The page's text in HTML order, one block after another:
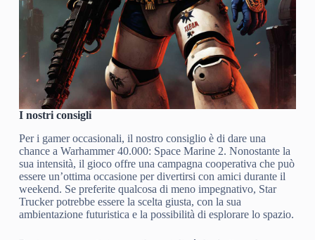
I nostri consigli
Per i gamer occasionali, il nostro consiglio è di dare una
chance a Warhammer 40.000: Space Marine 2. Nonostante la
sua intensità, il gioco offre una campagna cooperativa che può
essere un’ottima occasione per divertirsi con amici durante il
weekend. Se preferite qualcosa di meno impegnativo, Star
Trucker potrebbe essere la scelta giusta, con la sua
ambientazione futuristica e la possibilità di esplorare lo spazio.